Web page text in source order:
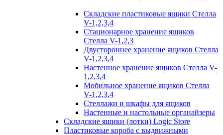
Складские пластиковые ящики Стелла
V-1,2,3,4
Стационарное хранение ящиков
Стелла V-1,2,3
Двустороннее хранение ящиков Стелла
V-1,2,3,4
Настенное хранение ящиков Стелла V-
1,2,3,4
Мобильное хранение ящиков Стелла
V-1,2,3,4
Стеллажи и шкафы для ящиков
Настенные и настольные органайзеры
Складские ящики (лотки) Logiс Store
Пластиковые короба с выдвижными